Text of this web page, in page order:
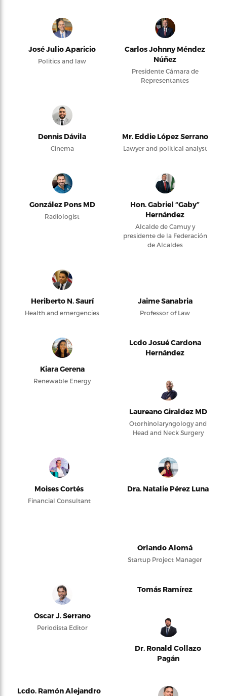
José Julio Aparicio
Politics and law
Carlos Johnny Méndez
Núñez
Presidente Cámara de
Representantes
Dennis Dávila
Cinema
Mr. Eddie López Serrano
Lawyer and political analyst
González Pons MD
Radiologist
Hon. Gabriel “Gaby”
Hernández
Alcalde de Camuy y
presidente de la Federación
de Alcaldes
Heriberto N. Saurí
Health and emergencies
Jaime Sanabria
Professor of Law
Kiara Gerena
Renewable Energy
Lcdo Josué Cardona
Hernández
Laureano Giraldez MD
Otorhinolaryngology and
Head and Neck Surgery
Moises Cortés
Financial Consultant
Dra. Natalie Pérez Luna
Orlando Alomá
Startup Project Manager
Oscar J. Serrano
Periodista Editor
Tomás Ramírez
Dr. Ronald Collazo
Pagán
Lcdo. Ramón Alejandro